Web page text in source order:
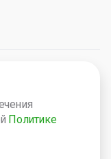
Малых
Политике